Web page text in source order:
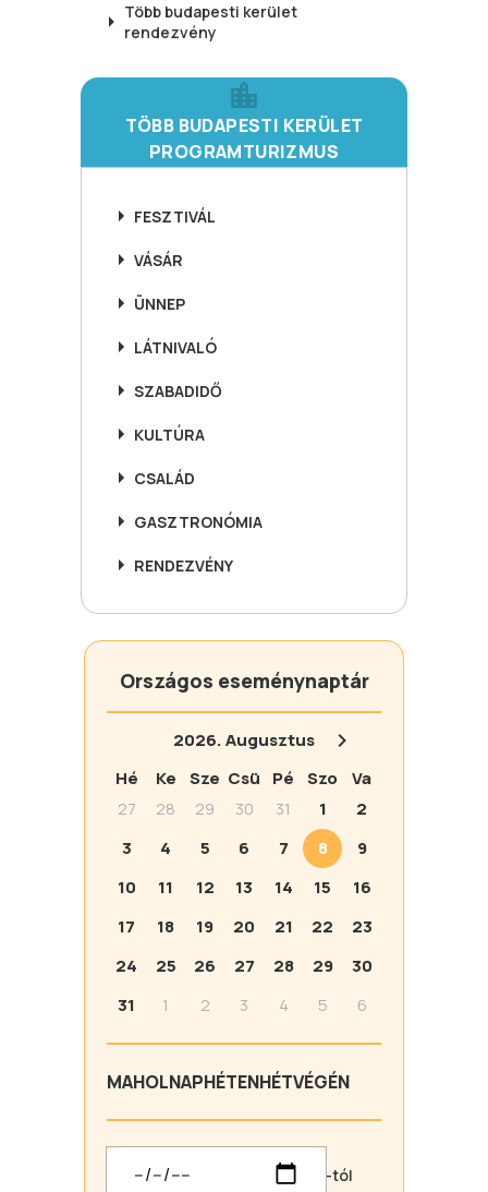
Több budapesti kerület
rendezvény
TÖBB BUDAPESTI KERÜLET
PROGRAMTURIZMUS
FESZTIVÁL
VÁSÁR
ÜNNEP
LÁTNIVALÓ
SZABADIDŐ
KULTÚRA
CSALÁD
GASZTRONÓMIA
RENDEZVÉNY
Országos eseménynaptár
2026.Augusztus
Hé
Ke Sze Csü Pé Szo
Va
27
28 29 30 31 1
2
3
4 5 6 7 8
9
10
11 12 13 14 15
16
17
18 19 20 21 22
23
24
25 26 27 28 29
30
31
1 2 3 4 5 6
MAHOLNAPHÉTENHÉTVÉGÉN
-tól